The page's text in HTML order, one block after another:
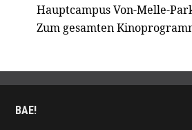
Hauptcampus Von-Melle-
Zum gesamten
BAE!